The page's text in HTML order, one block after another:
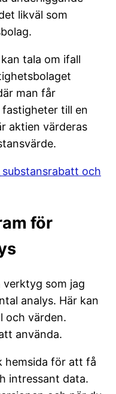
likväl som
tala om ifall
man får
fastigheter till en
aktien värderas
och
för
verktyg som jag
analys. Här kan
och värden.
använda.
hemsida för att få
intressant data.